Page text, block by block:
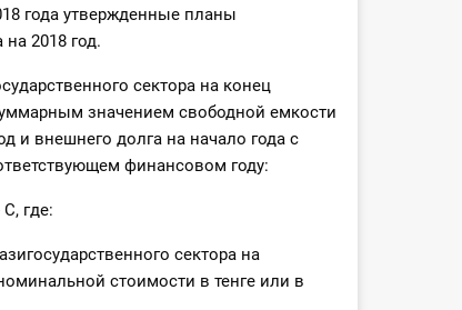
года утвержденные планы
2018 год.
сектора на конец
значением свободной емкости
и внешнего долга на начало года с
финансовом году:
С, где:
сектора на
стоимости в тенге или в